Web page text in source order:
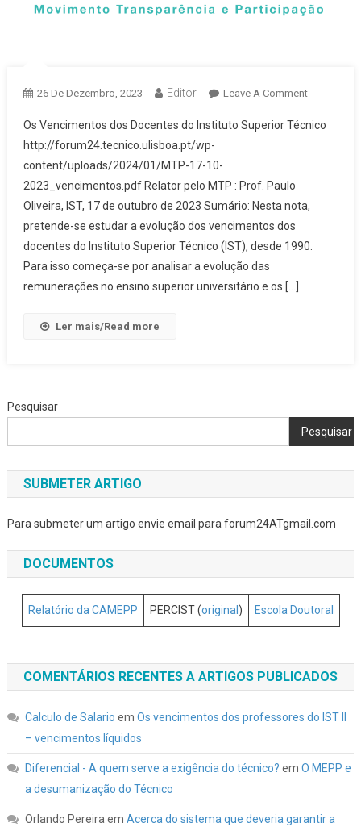
26 De Dezembro, 2023 Editor Leave A CommentOn
Técnico
Os Vencimentos dos Docentes do Instituto Superior Técnico
http://forum24.tecnico.ulisboa.pt/wp-
content/uploads/2024/01/MTP-17-10-
2023_vencimentos.pdf Relator pelo MTP : Prof. Paulo
Oliveira, IST, 17 de outubro de 2023 Sumário: Nesta nota,
pretende-se estudar a evolução dos vencimentos dos
docentes do Instituto Superior Técnico (IST), desde 1990.
Para isso começa-se por analisar a evolução das
remunerações no ensino superior universitário e os […]
Ler mais/Read more
Pesquisar
Pesquisar
SUBMETER ARTIGO
Para submeter um artigo envie email para forum24ATgmail.com
DOCUMENTOS
Relatório da CAMEPP PERCIST (original ) Escola Doutoral
COMENTÁRIOS RECENTES A ARTIGOS PUBLICADOS
Calculo de Salario em Os vencimentos dos professores do IST II
– vencimentos líquidos
Diferencial - A quem serve a exigência do técnico? em O MEPP e
a desumanização do Técnico
Orlando Pereiraem Acerca do sistema que deveria garantir a